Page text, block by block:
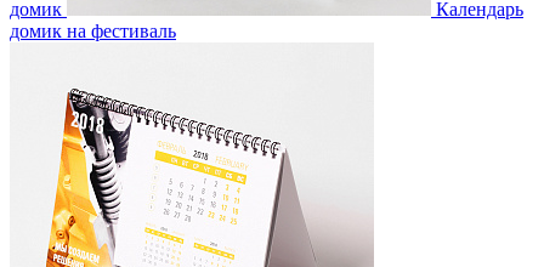
домик
Календарь
домик на фестиваль